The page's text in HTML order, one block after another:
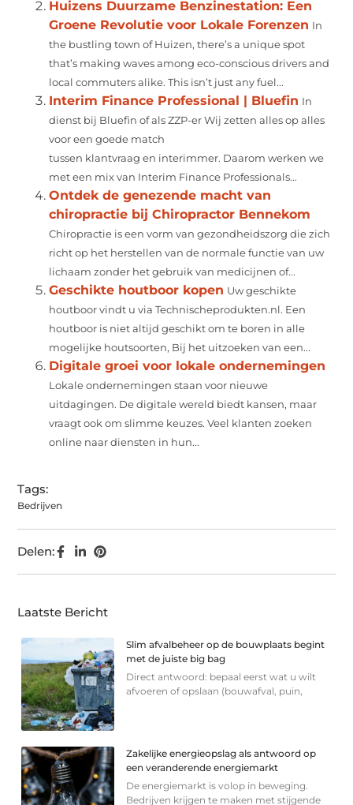
Huizens Duurzame Benzinestation: Een
Groene Revolutie voor Lokale Forenzen In
the bustling town of Huizen, there’s a unique spot
that’s making waves among eco-conscious drivers and
local commuters alike. This isn’t just any fuel...
Interim Finance Professional | Bluefin In
dienst bij Bluefin of als ZZP-er Wij zetten alles op alles
voor een goede match
tussen klantvraag en interimmer. Daarom werken we
met een mix van Interim Finance Professionals...
Ontdek de genezende macht van
chiropractie bij Chiropractor Bennekom
Chiropractie is een vorm van gezondheidszorg die zich
richt op het herstellen van de normale functie van uw
lichaam zonder het gebruik van medicijnen of...
Geschikte houtboor kopen Uw geschikte
houtboor vindt u via Technischeprodukten.nl. Een
houtboor is niet altijd geschikt om te boren in alle
mogelijke houtsoorten, Bij het uitzoeken van een...
Digitale groei voor lokale ondernemingen
Lokale ondernemingen staan voor nieuwe
uitdagingen. De digitale wereld biedt kansen, maar
vraagt ook om slimme keuzes. Veel klanten zoeken
online naar diensten in hun...
Tags:
Bedrijven
Delen:
Laatste Bericht
Slim afvalbeheer op de bouwplaats begint
met de juiste big bag
Direct antwoord: bepaal eerst wat u wilt
afvoeren of opslaan (bouwafval, puin,
Zakelijke energieopslag als antwoord op
een veranderende energiemarkt
De energiemarkt is volop in beweging.
Bedrijven krijgen te maken met stijgende